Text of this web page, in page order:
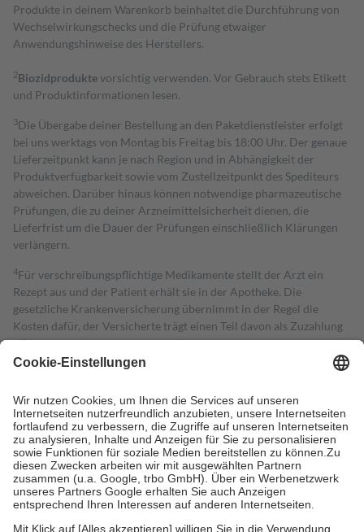
Produkte in deinem Warenkorb beinhaltet die Durchführung von
Wechselwirkungschecks und die Prüfung etwaiger
Anwendungshinweise des Herstellers.
2Biozidproduktevorsichtig verwenden. Vor Gebrauch stets Etikett
und Produktinformationen lesen.
3Die Übergabe deiner Bestellung an den Paketdienstleister erfolgt
bei uns werktags von Montag bis Freitag bis 18:00 Uhr. Der genaue
Lieferzeitpunkt kann je nach Region und in Abhängigkeit der
Produktverfügbarkeit sowie vom Zustellzeitpunkt des Spediteurs
abweichen. Darüber hinaus können notwendige pharmazeutische
Prüfungen, die zu deiner Arzneimittelsicherheit dienen, die
Lieferfrist um die Dauer der Prüfungen einschließlich Klärungen
verlängern.
4Für verschreibungspflichtige Medikamente stellt der Arzt ein
Rezept aus und der Patient erhält sie in der Apotheke. Die
gesetzliche Krankenversicherung übernimmt in der Regel die
Kosten dafür, der Versicherte trägt einen Teil davon als Zuzahlung
mit.
Grundsätzlich leisten Mitglieder Zuzahlungen in Höhe von zehn
höchstens zehn Euro.
Es sind jedoch nie mehr als die tatsächlichen
Kosten der Leistung zu entrichten.
Diese Regeln gelten grundsätzlich auch für Online-Apotheken.
Bei Heilmitteln und häuslicher Krankenpflege beträgt die
Zuzahlung zehn Prozent der Kosten sowie zehn Euro je
Verordnung.
Um das Engagement der Versicherten für ihre eigene Gesundheit zu
stärken und die besondere Stellung der Familie zu unterstützen,